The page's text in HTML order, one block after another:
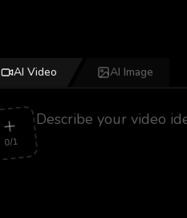
AI Video AI Image
0/1